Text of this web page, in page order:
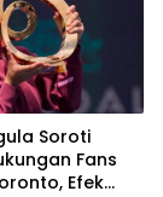
Soroti
Fans
Efek